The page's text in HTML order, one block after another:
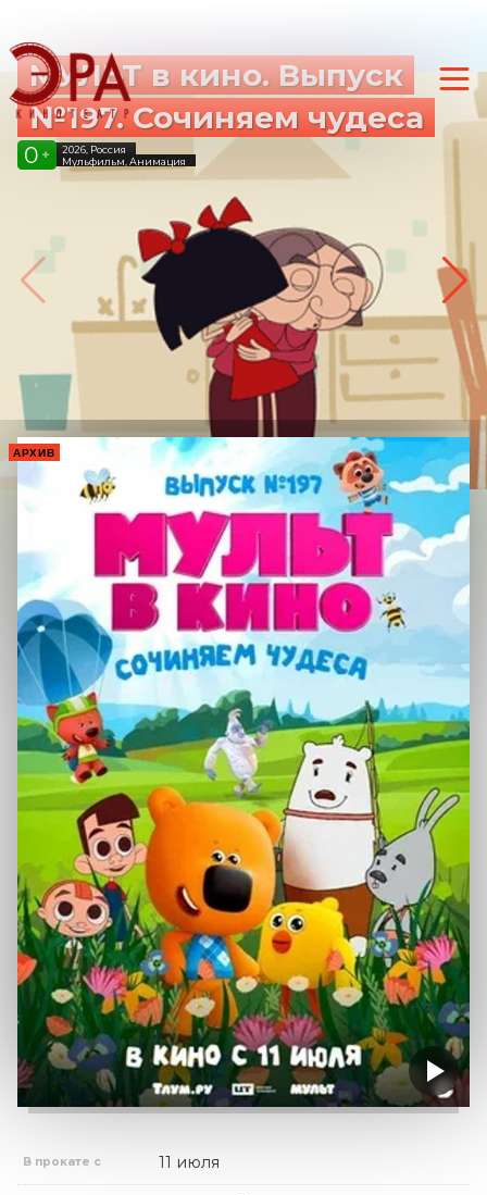
МУЛЬТ в кино. Выпуск
№197. Сочиняем чудеса
0 +
2026, Россия
Мульфильм, Анимация
АРХИВ
В прокате с 11 июля